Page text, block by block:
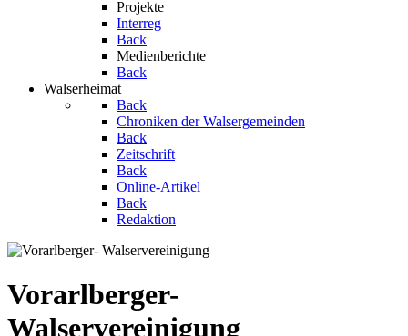
Projekte
Interreg
Back
Medienberichte
Back
Walserheimat
Back
Chroniken der Walsergemeinden
Back
Zeitschrift
Back
Online-Artikel
Back
Redaktion
Vorarlberger-
Walservereinigung